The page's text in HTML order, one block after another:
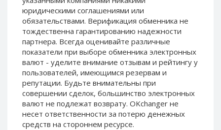
юридическими соглашениями или
обязательствами. Верификация обменника не
тождественна гарантированию надежности
партнера. Всегда оценивайте различные
показатели при выборе обменника электронных
валют - уделите внимание отзывам и рейтингу у
пользователей, имеющимся резервам и
репутации. Будьте внимательны при
совершении сделок, большинство электронных
валют не подлежат возврату. OKchanger не
несет ответственности за потерю денежных
средств на стороннем ресурсе.
Paymer UAH
Capitalist USD
Capitalist RUB
Capitalist EUR
Payoneer USD
Payoneer EUR
Revolut Binance USD
(BUSD)
Paymer UAH
Capitalist USD
Capitalist RUB
Capitalist EUR
Payoneer USD
Payoneer EUR
Revolut Binance USD
(BUSD)
Revolut USD